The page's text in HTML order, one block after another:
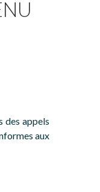
des appels
aux